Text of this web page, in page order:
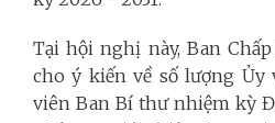
Tại hội nghị này, Ban
cho ý kiến về số lượng
viên Ban Bí thư nhiệm kỳ